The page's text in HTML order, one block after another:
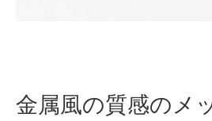
金属風の質感のメ